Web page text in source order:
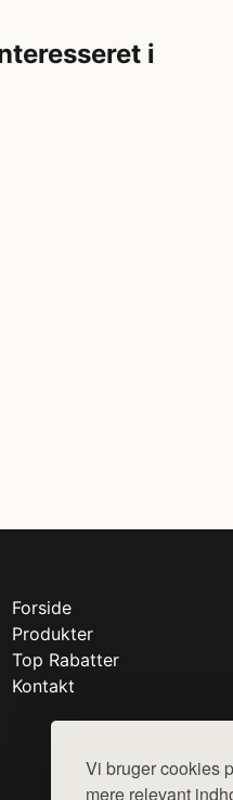
Vi bruger cookies
mere relevant
i
Forside
Produkter
Top Rabatter
Kontakt